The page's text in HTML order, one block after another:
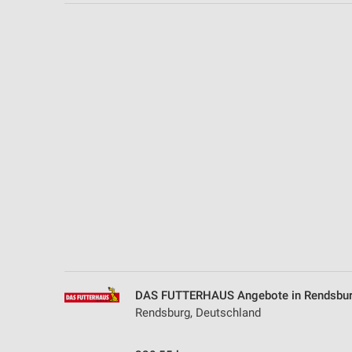
DAS FUTTERHAUS Angebote in
Rendsburg, Deutschland